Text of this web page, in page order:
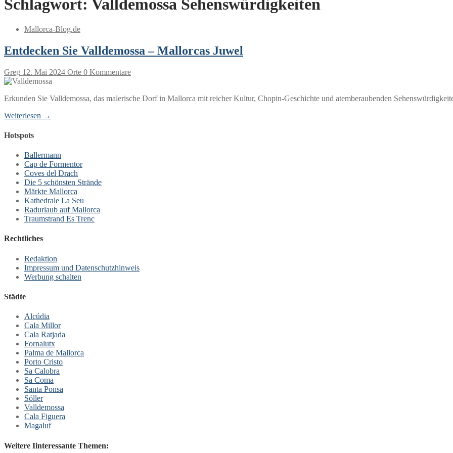
Schlagwort: Valldemossa Sehenswürdigkeiten
Mallorca-Blog.de
Entdecken Sie Valldemossa – Mallorcas Juwel
Greg 12. Mai 2024 Orte 0 Kommentare
Erkunden Sie Valldemossa, das malerische Dorf in Mallorca mit reicher Kultur, Chopin-Geschichte und atemberaubenden
Weiterlesen →
Hotspots
Ballermann
Cap de Formentor
Coves del Drach
Die 5 schönsten Strände
Märkte Mallorca
Kathedrale La Seu
Radurlaub auf Mallorca
Traumstrand Es Trenc
Rechtliches
Redaktion
Impressum und Datenschutzhinweis
Werbung schalten
Städte
Alcúdia
Cala Millor
Cala Ratjada
Fornalutx
Palma de Mallorca
Porto Cristo
Sa Calobra
Sa Coma
Santa Ponsa
Sóller
Valldemossa
Cala Figuera
Magaluf
Weitere Iinteressante Themen: